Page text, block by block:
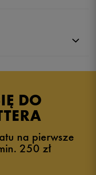
DO
na pierwsze
250 zł